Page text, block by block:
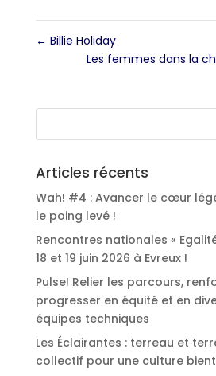
← Billie Holiday
Les femmes dans la
Articles récents
Wah! #4 : Avancer le cœur
le poing levé !
Rencontres nationales «
18 et 19 juin 2026 à Evreux !
Pulse! Relier les parcours,
progresser en équité et en
équipes techniques
Les Éclairantes : terreau et
collectif pour une culture